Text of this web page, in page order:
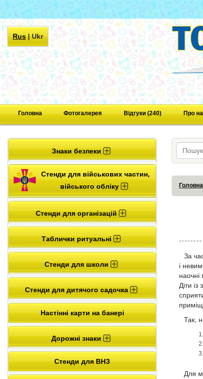
Rus|Ukr
Головна Фотогалерея Відгуки (240) Про
Знаки безпеки
Стенди для військових частин,
війського обліку
Стенди для організацій
Таблички ритуальні
Стенди для школи
Стенди для дитячого садочка
Настінні карти на банері
Дорожні знаки
Стенди для ВНЗ
Головна
За
і
наочні
Діти
Так,
Для